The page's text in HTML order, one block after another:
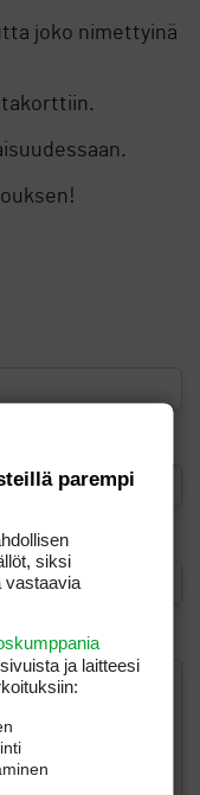
joko nimettyinä
parempi
siksi
vastaavia
ja laitteesi